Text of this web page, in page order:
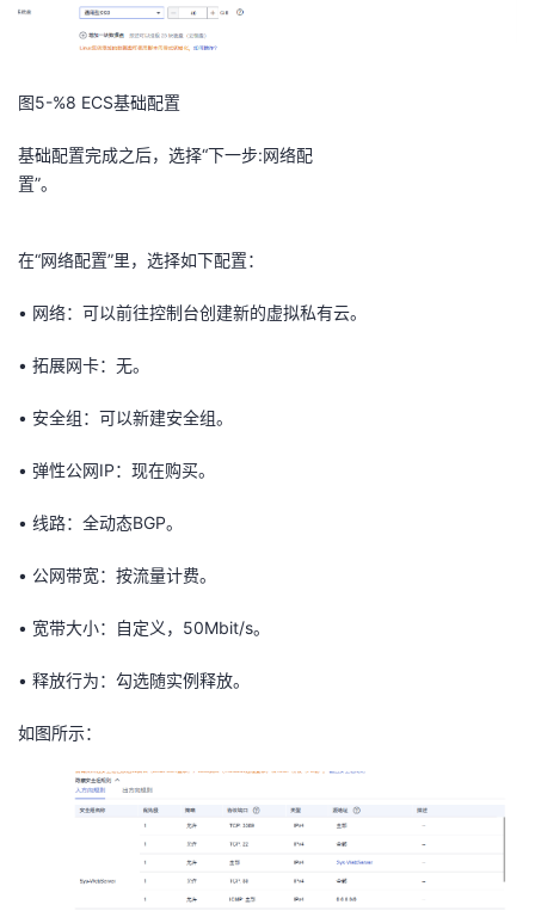
图5-%8 ECS基础配置
基础配置完成之后，选择“下一步:网络配
置”。
在“网络配置”里，选择如下配置：
• 网络：可以前往控制台创建新的虚拟私有云。
• 拓展网卡： 无。
• 安全组：可以新建安全组。
• 弹性公网IP：现在购买。
• 线路： 全动态BGP。
• 公网带宽：按流量计费。
• 宽带大小： 自定义， 50Mbit/s。
• 释放行为： 勾选随实例释放。
如图所示：